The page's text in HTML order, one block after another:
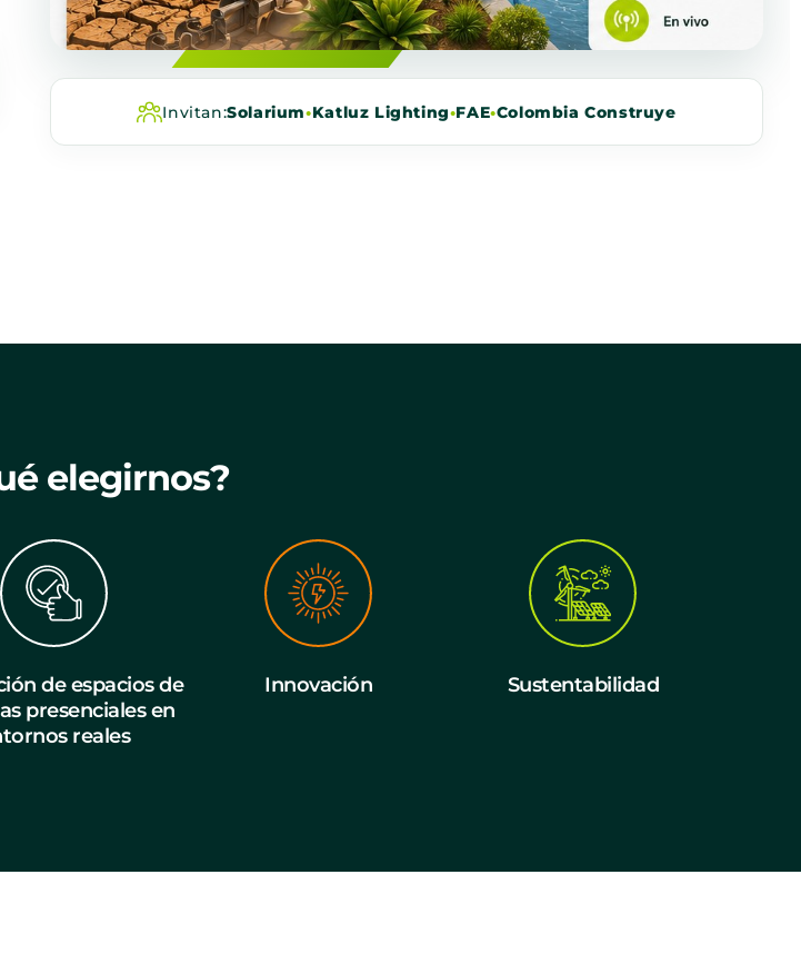
Invitan:Solarium•Katluz Lighting•FAE•Colombia Construye
elegirnos?
de espacios de
presenciales en
reales
Innovación Sustentabilidad